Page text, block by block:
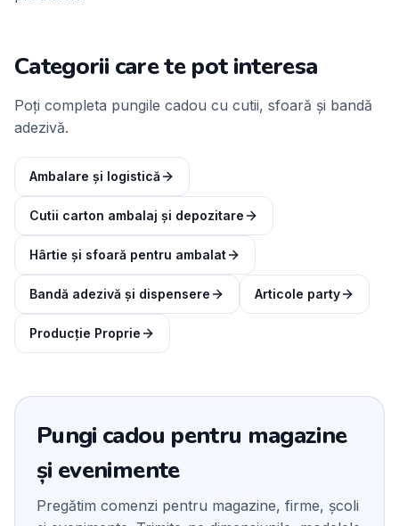
Categorii care te pot interesa
Poți completa pungile cadou cu cutii, sfoară și bandă
adezivă.
Ambalare și logistică
Cutii carton ambalaj și depozitare
Hârtie și sfoară pentru ambalat
Bandă adezivă și dispensere Articole party
Producție Proprie
Pungi cadou pentru magazine
și evenimente
Pregătim comenzi pentru magazine, firme, școli